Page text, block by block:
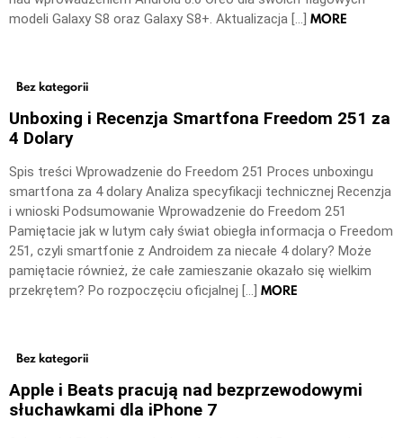
modeli Galaxy S8 oraz Galaxy S8+. Aktualizacja […] MORE
Bez kategorii
Unboxing i Recenzja Smartfona Freedom 251 za
4 Dolary
Spis treści Wprowadzenie do Freedom 251 Proces unboxingu
smartfona za 4 dolary Analiza specyfikacji technicznej Recenzja
i wnioski Podsumowanie Wprowadzenie do Freedom 251
Pamiętacie jak w lutym cały świat obiegła informacja o Freedom
251, czyli smartfonie z Androidem za niecałe 4 dolary? Może
pamiętacie również, że całe zamieszanie okazało się wielkim
przekrętem? Po rozpoczęciu oficjalnej […] MORE
Bez kategorii
Apple i Beats pracują nad bezprzewodowymi
słuchawkami dla iPhone 7